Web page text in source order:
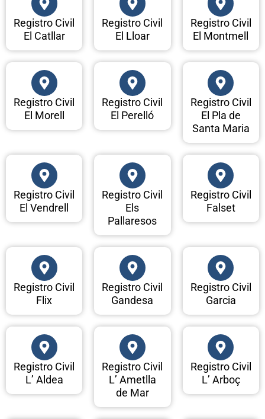
Registro Civil
El Catllar
Registro Civil
El Lloar
Registro Civil
El Montmell
Registro Civil
El Morell
Registro Civil
El Perelló
Registro Civil
El Pla de
Santa Maria
Registro Civil
El Vendrell
Registro Civil
Els
Pallaresos
Registro Civil
Falset
Registro Civil
Flix
Registro Civil
Gandesa
Registro Civil
Garcia
Registro Civil
L’ Aldea
Registro Civil
L’ Ametlla
de Mar
Registro Civil
L’ Arboç